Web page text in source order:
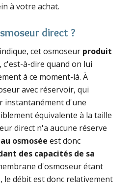
à votre achat.
direct ?
cet osmoseur produit
, c'est-à-dire quand on lui
à ce moment-là. À
avec réservoir, qui
instantanément d'une
équivalente à la taille
direct n'a aucune réserve
osmosée est donc
des capacités de sa
d'osmoseur étant
le débit est donc relativement